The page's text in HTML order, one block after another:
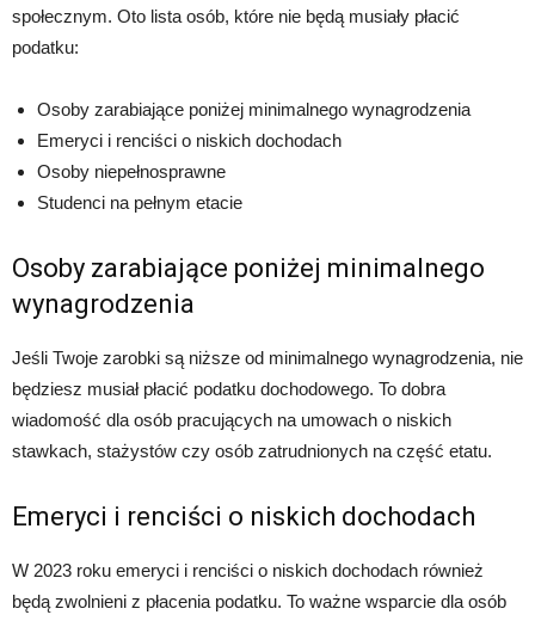
społecznym. Oto lista osób, które nie będą musiały płacić
podatku:
Osoby zarabiające poniżej minimalnego wynagrodzenia
Emeryci i renciści o niskich dochodach
Osoby niepełnosprawne
Studenci na pełnym etacie
Osoby zarabiające poniżej minimalnego
wynagrodzenia
Jeśli Twoje zarobki są niższe od minimalnego wynagrodzenia, nie
będziesz musiał płacić podatku dochodowego. To dobra
wiadomość dla osób pracujących na umowach o niskich
stawkach, stażystów czy osób zatrudnionych na część etatu.
Emeryci i renciści o niskich dochodach
W 2023 roku emeryci i renciści o niskich dochodach również
będą zwolnieni z płacenia podatku. To ważne wsparcie dla osób